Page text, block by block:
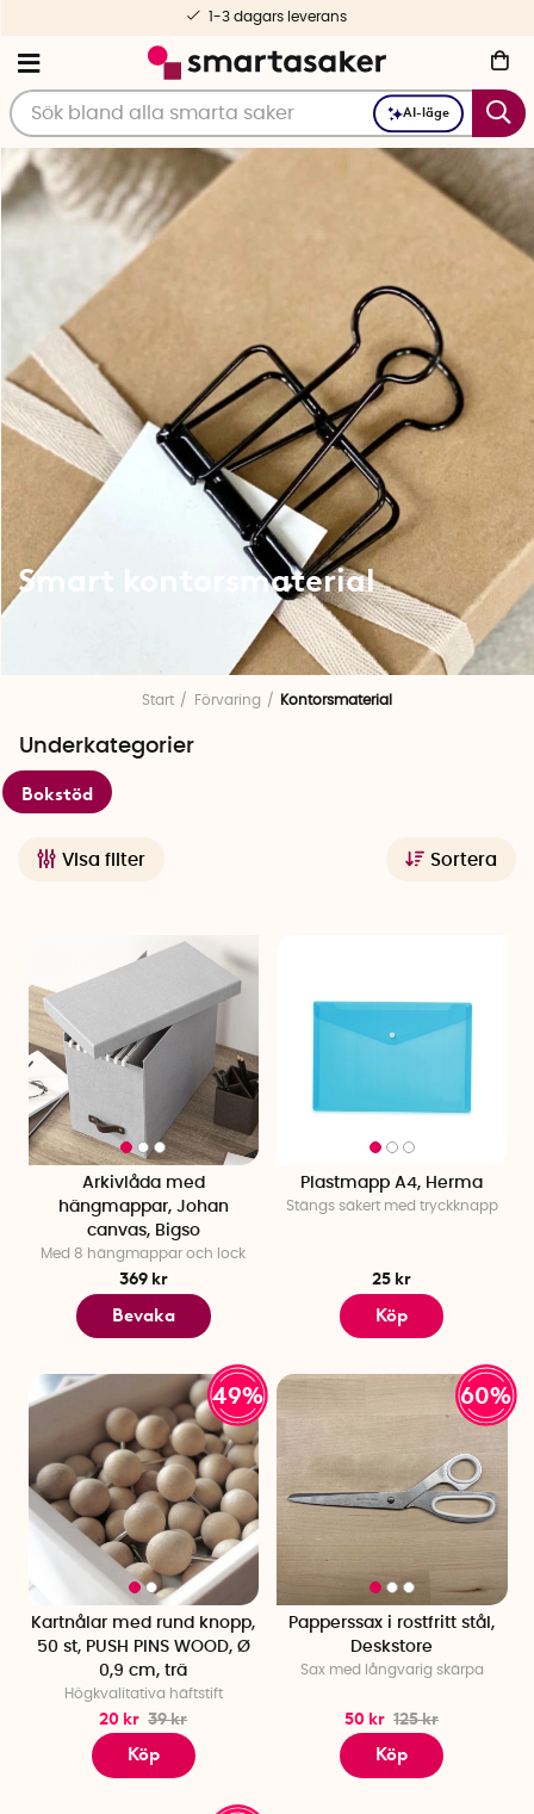
AI-läge
1-3 dagars leverans
Smart kontorsmaterial
Smart kontorsmaterial
Kontorsmaterial som gör arbetsdagen enklare! Här hittar du
allt för både hemmakontoret och arbetsplatsen
att skapa ordning, spara tid och ge bättre fokus.
Start Förvaring Kontorsmaterial
Visa filter Sortera
Underkategorier
Bokstöd
Arkivlåda med
hängmappar, Johan
canvas, Bigso
Med 8 hängmappar och lock
369 kr
Bevaka
Plastmapp A4, Herma
Stängs säkert med tryckknapp
25 kr
Köp
49%
Kartnålar med rund knopp,
50 st, PUSH PINS WOOD, Ø
0,9 cm, trä
Högkvalitativa häftstift
20 kr 39 kr
Köp
60%
Papperssax i rostfritt stål,
Deskstore
Sax med långvarig skärpa
50 kr 125 kr
Köp